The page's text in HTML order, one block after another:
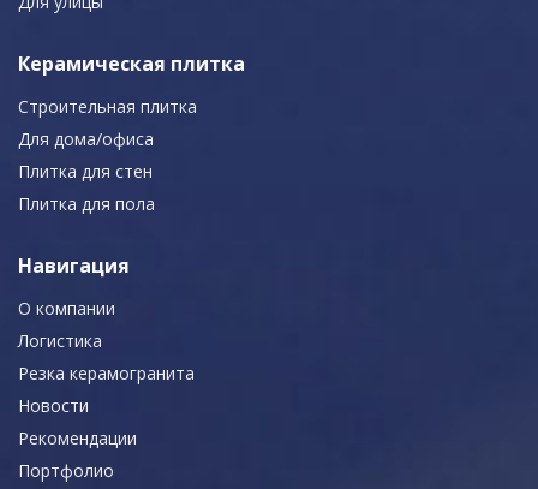
Керамическая плитка
Строительная плитка
Для дома/офиса
Плитка для стен
Плитка для пола
Навигация
О компании
Логистика
Резка керамогранита
Новости
Рекомендации
Портфолио